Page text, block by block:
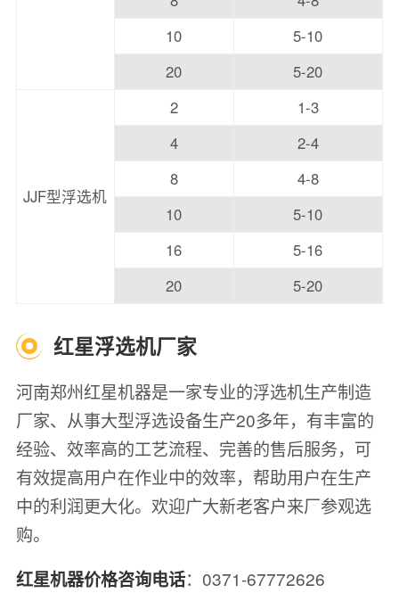
10
5-10
20
5-20
JJF型浮选机
2
1-3
4
2-4
8
4-8
10
5-10
16
5-16
20
5-20
红星浮选机厂家
河南郑州红星机器是一家专业的浮选机生产制造
厂家、从事大型浮选设备生产20多年，有丰富的
经验、效率高的工艺流程、完善的售后服务，可
有效提高用户在作业中的效率，帮助用户在生产
中的利润更大化。欢迎广大新老客户来厂参观选
购。
红星机器价格咨询电话：0371-67772626